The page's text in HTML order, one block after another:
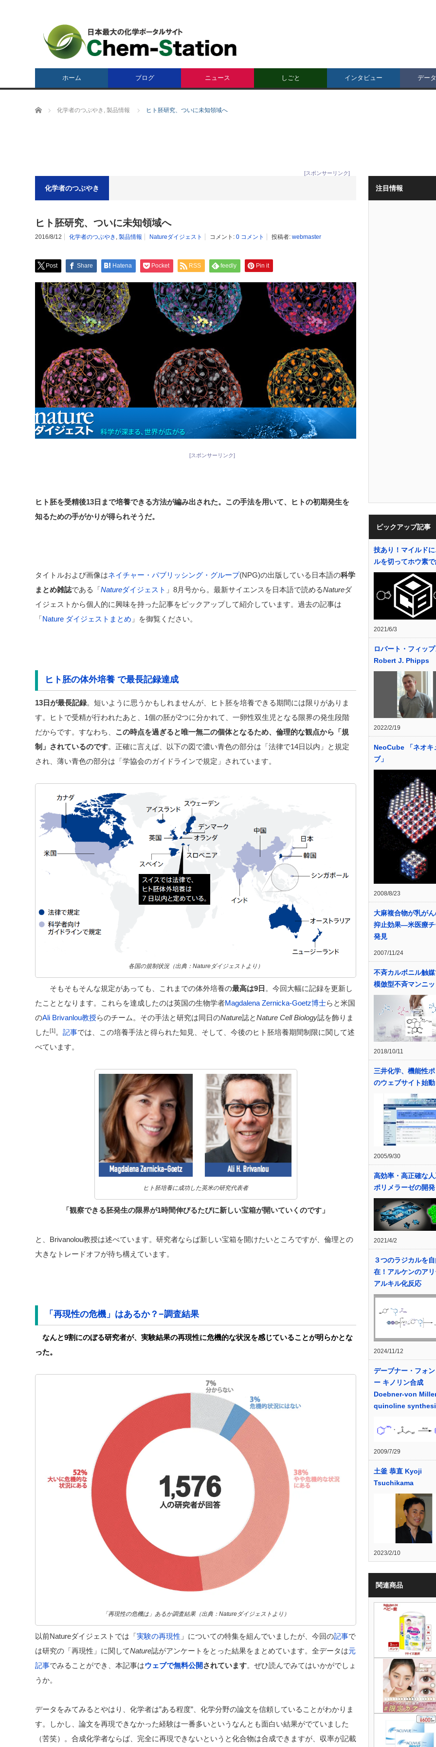
ホーム ブログ ニュース しごと インタビュー デー
ホーム 化学者のつぶやき , 製品情報 ヒト胚研究、ついに未知領域へ
[スポンサーリンク]
化学者のつぶやき
ヒト胚研究、ついに未知領域へ
2016/8/12 化学者のつぶやき , 製品情報 Natureダイジェスト コメント: 0 コメント 投稿者: webmaster
Post Share Hatena Pocket RSS feedly Pin it
[スポンサーリンク]
ヒト胚を受精後13日まで培養できる方法が編み出された。この手法を用いて、ヒトの初期発生を
知るための手がかりが得られそうだ。
タイトルおよび画像はネイチャー・パブリッシング・グループ(NPG)の出版している日本語の科学
まとめ雑誌である「Natureダイジェスト 」8月号から。最新サイエンスを日本語で読めるNatureダ
イジェストから個人的に興味を持った記事をピックアップして紹介しています。過去の記事は
「Nature ダイジェストまとめ 」を御覧ください。
ヒト胚の体外培養 で最長記録達成
13日が最長記録。短いように思うかもしれませんが、ヒト胚を培養できる期間には限りがありま
す。ヒトで受精が行われたあと、1個の胚が2つに分かれて、一卵性双生児となる限界の発生段階
だからです。すなわち、 この時点を過ぎると唯一無二の個体となるため、倫理的な観点から「規
制」されているのです。正確に言えば、以下の図で濃い青色の部分は「法律で14日以内」と規定
され、薄い青色の部分は「学協会のガイドラインで規定」されています。
各国の規制状況（出典：Natureダイジェストより）
そもそもそんな規定があっても、これまでの体外培養の最高は9日 。今回大幅に記録を更新し
たこととなります。これらを達成したのは英国の生物学者Magdalena Zernicka-Goetz博士らと米国
のAli Brivanlou教授らのチーム。その手法と研究は同日のNature誌とNature Cell Biology誌を飾りま
した[1]。 記事では、この培養手法と得られた知見、そして、今後のヒト胚培養期間制限に関して述
べています。
ヒト胚培養に成功した英米の研究代表者
「観察できる胚発生の限界が1時間伸びるたびに新しい宝箱が開いていくのです」
と、Brivanolou教授は述べています。研究者ならば新しい宝箱を開けたいところですが、倫理との
大きなトレードオフが待ち構えています。
「再現性の危機」はあるか？−調査結果
なんと9割にのぼる研究者が、実験結果の再現性に危機的な状況を感じていることが明らかとな
った。
「再現性の危機は」あるか調査結果（出典：Natureダイジェストより）
以前Natureダイジェストでは「実験の再現性 」についての特集を組んでいましたが、今回の記事で
は研究の「再現性」に関してNature誌がアンケートをとった結果をまとめています。全データは元
記事でみることができ、本記事はウェブで無料公開 されています。ぜひ読んでみてはいかがでしょ
うか。
データをみてみるとやはり、化学者は”ある程度”、化学分野の論文を信頼していることがわかりま
す。しかし、論文を再現できなかった経験は一番多いというなんとも面白い結果がでていました
（苦笑）。合成化学者ならば、完全に再現できないというと化合物は合成できますが、収率が記載
注目情報
ピックアップ記事
技あり！マイルド
ルを切ってホウ素
2021/6/3
ロバート・フィッ
Robert J. Phipps
2022/2/19
NeoCube 「ネオキ
ブ」
2008/8/23
大麻複合物が乳が
抑止効果―米医療チ
発見
2007/11/24
不斉カルボニル触
模倣型不斉マンニ
2018/10/11
三井化学、機能性
のウェブサイト始動
2005/9/30
高効率・高正確な
ポリメラーゼの開発
2021/4/2
３つのラジカルを
在！アルケンのア
アルキル化反応
2024/11/12
デーブナー・フォ
ー キノリン合成
Doebner-von
quinoline
2009/7/29
土釜 恭直 Kyoji
Tsuchikama
2023/2/10
関連商品